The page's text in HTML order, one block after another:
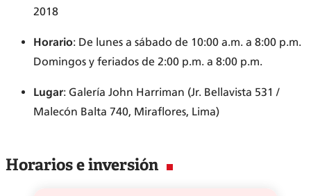
2018
Horario: De lunes a sábado de 10:00 a.m. a 8:00 p.m.
Domingos y feriados de 2:00 p.m. a 8:00 p.m.
Lugar: Galería John Harriman (Jr. Bellavista 531 /
Malecón Balta 740, Miraflores, Lima)
Horarios e inversión